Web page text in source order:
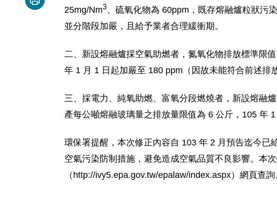
列印本頁25mg/Nm3、硫氧化物為 60ppm，既存熔融爐粒狀污
並分階段加嚴，且給予業者合理緩衝期。
二、新設熔融爐採空氣助燃者，氮氧化物排放標準限
年 1 月 1 日起加嚴至 180 ppm（因故未能符合前述排
三、採電力、純氧助燃、富氧分段燃燒者，新設熔融
產每公噸熔融玻璃量之排放量限值為 6 公斤，105 年
環保署提醒，本次修正內容自 103 年 2 月預告迄今已
空氣污染防制措施，避免造成空氣品質不良影響。本
（http://ivy5.epa.gov.tw/epalaw/index.aspx）網頁查詢